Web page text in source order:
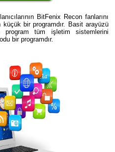
BitFenix Recon fanlarını
bir programdır. Basit arayüzü
program tüm işletim sistemlerini
bir programdır.